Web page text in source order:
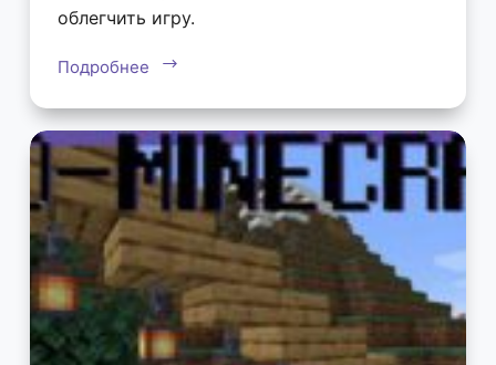
облегчить игру.
Подробнее